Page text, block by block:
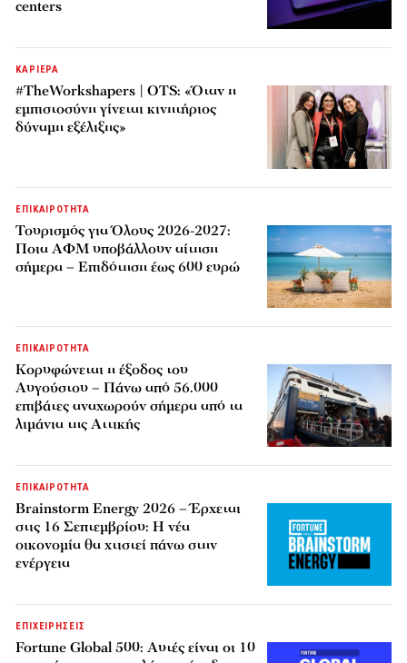
centers
ΚΑΡΙΕΡΑ
#TheWorkshapers | OTS: «Όταν η
εμπιστοσύνη γίνεται κινητήριος
δύναμη εξέλιξης»
ΕΠΙΚΑΙΡΟΤΗΤΑ
Τουρισμός για Όλους 2026-2027:
Ποια ΑΦΜ υποβάλλουν αίτηση
σήμερα – Επιδότηση έως 600 ευρώ
ΕΠΙΚΑΙΡΟΤΗΤΑ
Κορυφώνεται η έξοδος του
Αυγούστου – Πάνω από 56.000
επιβάτες αναχωρούν σήμερα από τα
λιμάνια της Αττικής
ΕΠΙΚΑΙΡΟΤΗΤΑ
Brainstorm Energy 2026 – Έρχεται
στις 16 Σεπτεμβρίου: Η νέα
οικονομία θα χτιστεί πάνω στην
ενέργεια
ΕΠΙΧΕΙΡΗΣΕΙΣ
Fortune Global 500: Αυτές είναι οι 10